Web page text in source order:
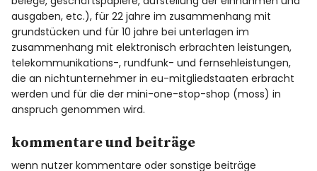
ausgaben, etc.), für 22 jahre im zusammenhang mit
grundstücken und für 10 jahre bei unterlagen im
zusammenhang mit elektronisch erbrachten leistungen,
telekommunikations-, rundfunk- und fernsehleistungen,
die an nichtunternehmer in eu-mitgliedstaaten erbracht
werden und für die der mini-one-stop-shop (moss) in
anspruch genommen wird.
kommentare und beiträge
wenn nutzer kommentare oder sonstige beiträge